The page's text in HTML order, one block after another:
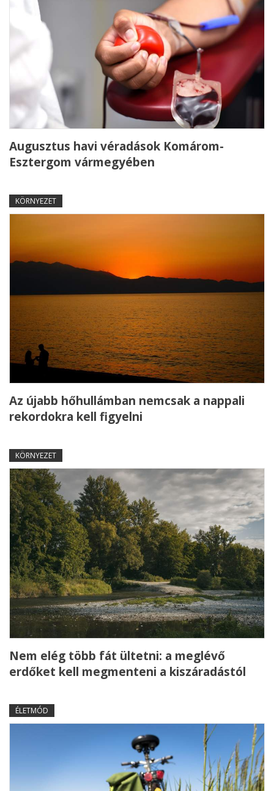
Augusztus havi véradások Komárom-
Esztergom vármegyében
KÖRNYEZET
Az újabb hőhullámban nemcsak a nappali
rekordokra kell figyelni
KÖRNYEZET
Nem elég több fát ültetni: a meglévő
erdőket kell megmenteni a kiszáradástól
ÉLETMÓD